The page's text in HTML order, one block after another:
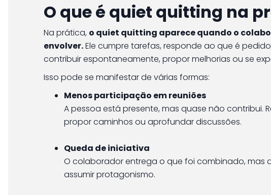
O que é quiet quitting na
Na prática, o quiet quitting aparece quando o
envolver.Ele cumpre tarefas, responde ao que é
contribuir espontaneamente, propor melhorias ou se
Isso pode se manifestar de várias formas:
Menos participação em reuniões
A pessoa está presente, mas quase não
propor caminhos ou aprofundar discussões.
Queda de iniciativa
O colaborador entrega o que foi combinado, mas
assumir protagonismo.